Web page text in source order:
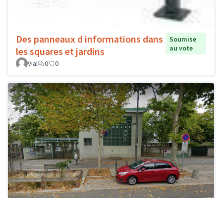
Des panneaux d informations dans
les squares et jardins
Soumise
au vote
Vial
0 0